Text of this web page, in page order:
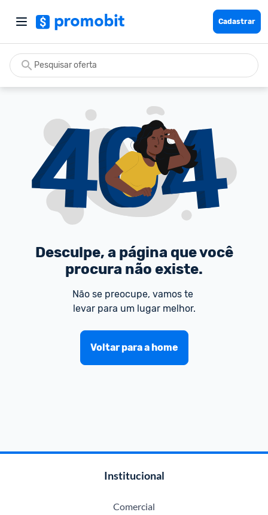
Cadastrar
Desculpe, a página que você
procura não existe.
Não se preocupe, vamos te
levar para um lugar melhor.
Voltar para a home
Institucional
Comercial